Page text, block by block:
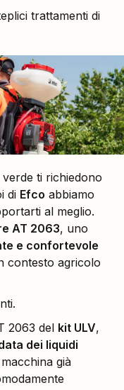
trattamenti di
ti richiedono
di Efco abbiamo
al meglio.
AT 2063, uno
e confortevole
contesto agricolo
2063 del kit ULV,
dei liquidi
già